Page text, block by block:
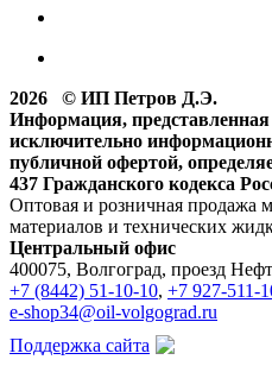
2026 © ИП Петров Д.Э.
Информация, представленная
исключительно
публичной офертой,
437 Гражданского кодекса
Оптовая и розничная продажа
материалов и технических
Центральный офис
400075, Волгоград, проезд
+7 (8442) 51-10-10, +7 927-511-
e-shop34@oil-volgograd.ru
Поддержка сайта